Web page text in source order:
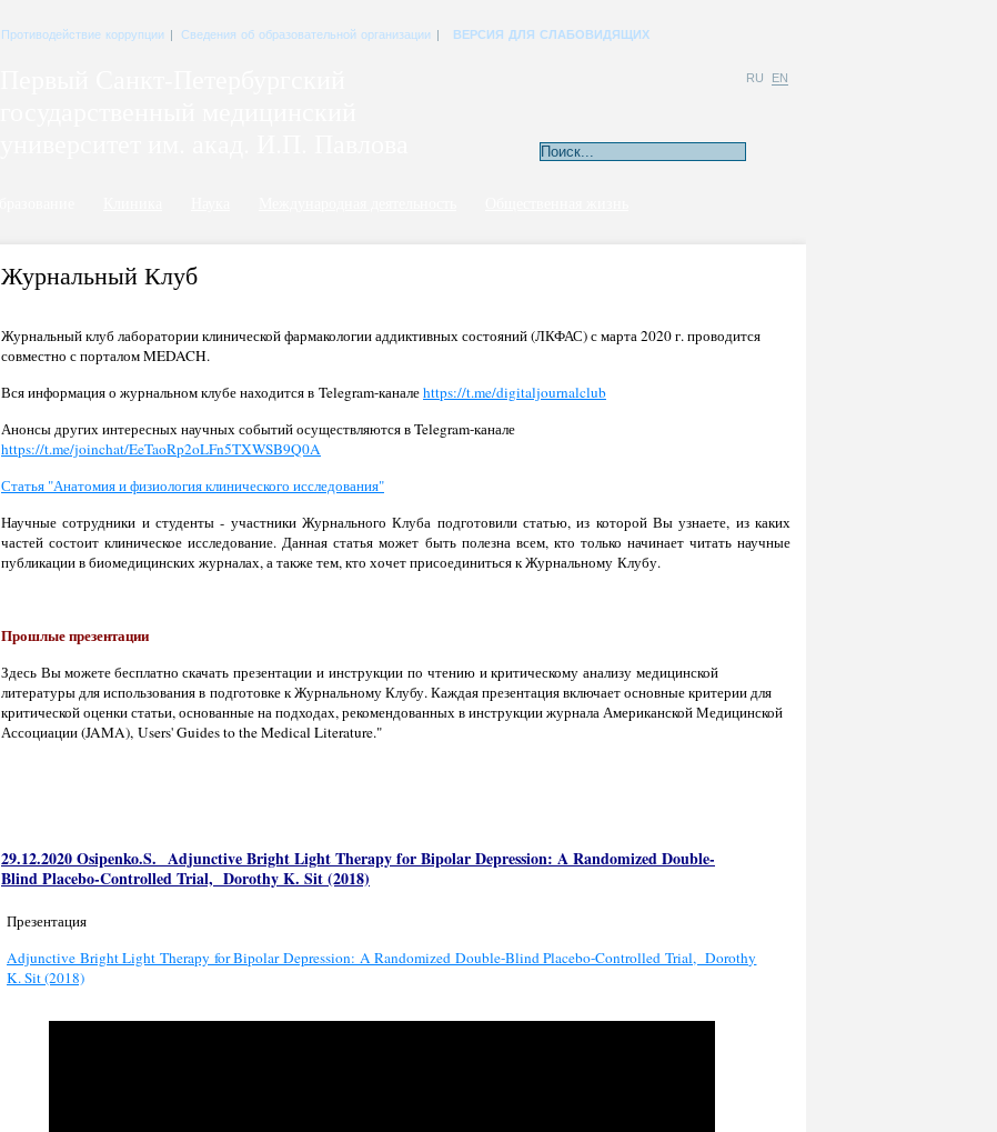
RU EN
Противодействие коррупции | Сведения об образовательной организации | ВЕРСИЯ ДЛЯ СЛАБОВИДЯЩИХ
Журнальный Клуб
Журнальный клуб лаборатории клинической фармакологии аддиктивных состояний (ЛКФАС) с марта 2020 г. проводится
совместно с порталом MEDACH.
Вся информация о журнальном клубе находится в Telegram-каналеhttps://t.me/digitaljournalclub
Анонсы других интересных научных событий осуществляются в Telegram-канале
https://t.me/joinchat/EeTaoRp2oLFn5TXWSB9Q0A
Статья "Анатомия и физиология клинического исследования"
Научные сотрудники и студенты - участники Журнального Клуба подготовили статью, из которой Вы узнаете, из каких
частей состоит клиническое исследование. Данная статья может быть полезна всем, кто только начинает читать научные
публикации в биомедицинских журналах, а также тем, кто хочет присоединиться к Журнальному Клубу.
Прошлые презентации
Здесь Вы можете бесплатно скачать презентации и инструкции по чтению и критическому анализу медицинской
литературы для использования в подготовке к Журнальному Клубу. Каждая презентация включает основные критерии для
критической оценки статьи, основанные на подходах, рекомендованных в инструкции журнала Американской Медицинской
Ассоциации (JAMA), Users' Guides to the Medical Literature."
29.12.2020 Osipenko.S. Adjunctive Bright Light Therapy for Bipolar Depression: A Randomized Double-
Blind Placebo-Controlled Trial, Dorothy K. Sit (2018)
Презентация
Adjunctive Bright Light Therapy for Bipolar Depression: A Randomized Double-Blind Placebo-Controlled Trial, Dorothy
K. Sit (2018)